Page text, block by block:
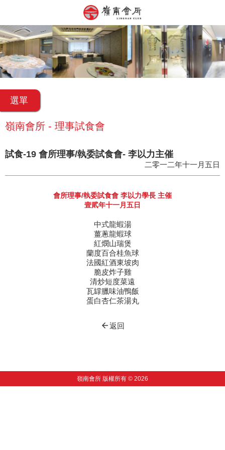
選單
嶺南會所 - 理事試食會
試食-19 會所理事/執委試食會- 李以力主催
二零一二年十一月五日
會所理事/執委試食會 李以力學長 主催
壹貮年十一月五日
中式龍蝦湯
薑蔥龍蝦球
紅燘山瑞煲
蘭度百合桂魚球
法國紅酒東坡肉
脆皮炸子雞
清炒短度菜遠
瓦罉臘味油鴨飯
蛋白杏仁茶湯丸
arrow_back返回
嶺南會所 版權所有 © 2026